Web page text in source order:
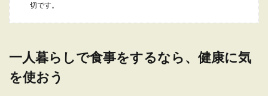
切です。
一人暮らしで食事をするなら、健康に気
を使おう